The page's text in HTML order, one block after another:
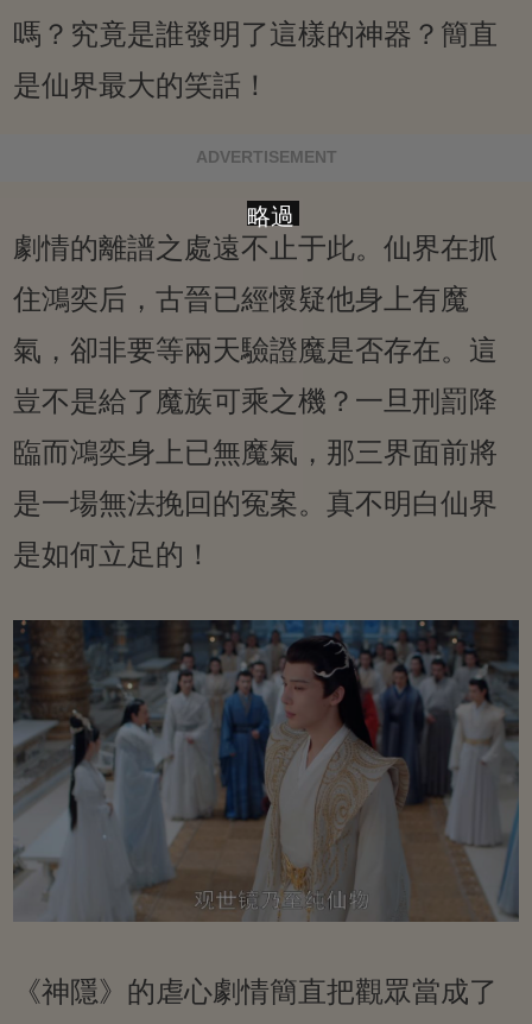
嗎？究竟是誰發明了這樣的神器？簡直
是仙界最大的笑話！
ADVERTISEMENT
劇情的離譜之處遠不止于此。仙界在抓
住鴻奕后，古晉已經懷疑他身上有魔
氣，卻非要等兩天驗證魔是否存在。這
豈不是給了魔族可乘之機？一旦刑罰降
臨而鴻奕身上已無魔氣，那三界面前將
是一場無法挽回的冤案。真不明白仙界
是如何立足的！
《神隱》的虐心劇情簡直把觀眾當成了
略過